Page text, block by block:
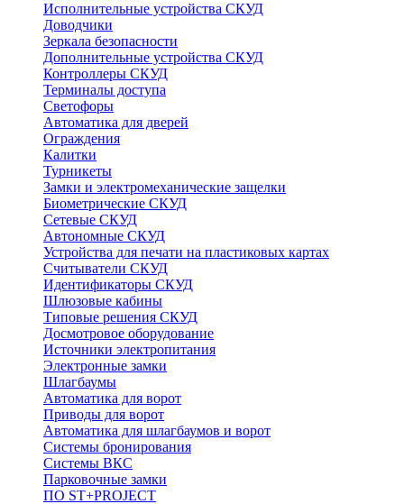
Исполнительные устройства СКУД
Доводчики
Зеркала безопасности
Дополнительные устройства СКУД
Контроллеры СКУД
Терминалы доступа
Светофоры
Автоматика для дверей
Ограждения
Калитки
Турникеты
Замки и электромеханические защелки
Биометрические СКУД
Сетевые СКУД
Автономные СКУД
Устройства для печати на пластиковых картах
Считыватели СКУД
Идентификаторы СКУД
Шлюзовые кабины
Типовые решения СКУД
Досмотровое оборудование
Источники электропитания
Электронные замки
Шлагбаумы
Автоматика для ворот
Приводы для ворот
Автоматика для шлагбаумов и ворот
Системы бронирования
Системы ВКС
Парковочные замки
ПО ST+PROJECT